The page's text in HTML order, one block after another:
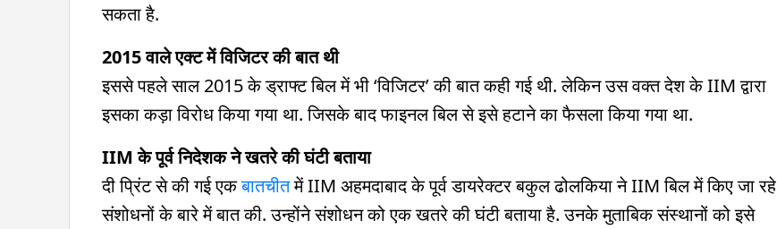
सकता है.
2015 वाले एक्ट में विजिटर की बात थी
इससे पहले साल 2015 के ड्राफ्ट बिल में भी ‘विजिटर’ की बात कही गई थी. लेकिन उस वक्त देश के IIM द्वारा
इसका कड़ा विरोध किया गया था. जिसके बाद फाइनल बिल से इसे हटाने का फैसला किया गया था.
IIM के पूर्व निदेशक ने खतरे की घंटी बताया
दी प्रिंट से की गई एकबातचीतमें IIM अहमदाबाद के पूर्व डायरेक्टर बकुल ढोलकिया ने IIM बिल में किए जा रहे
संशोधनों के बारे में बात की. उन्होंने संशोधन को एक खतरे की घंटी बताया है. उनके मुताबिक संस्थानों को इसे